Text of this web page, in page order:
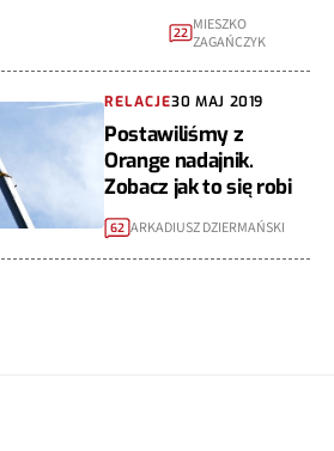
22 MIESZKO
ZAGAŃCZYK
RELACJE30 MAJ 2019
Postawiliśmy z
Orange nadajnik.
Zobacz jak to się robi
62 ARKADIUSZ DZIERMAŃSKI